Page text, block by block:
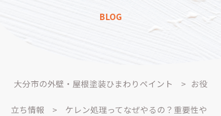
BLOG
大分市の外壁・屋根塗装ひまわりペイント > お役
立ち情報 > ケレン処理ってなぜやるの？重要性や